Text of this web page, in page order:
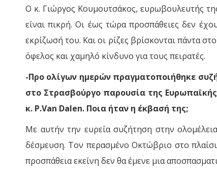
Ο κ. Γιώργος Κουμουτσάκος, ευρωβουλευτής
είναι πικρή. Οι έως τώρα προσπάθειες δεν
εκρίζωσή του. Και οι ρίζες βρίσκονται πάντα
όφελος και χαμηλό κίνδυνο για τους πειρατές.
-Προ ολίγων ημερών πραγματοποιήθηκε
στο Στρασβούργο παρουσία της
κ. P.Van Dalen. Ποια ήταν η έκβασή της;
Mε αυτήν την ευρεία συζήτηση στην
δέσμευση. Τον περασμένο Οκτώβριο στο
προσπάθεια εκείνη δεν θα έμενε μια